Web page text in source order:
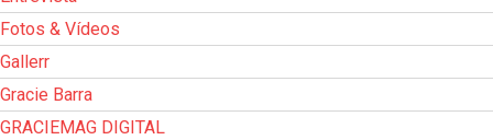
Fotos & Vídeos
Gallerr
Gracie Barra
GRACIEMAG DIGITAL